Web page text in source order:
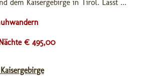
dem Kaisergebirge in Tirol. Lasst ...
€ 495,00